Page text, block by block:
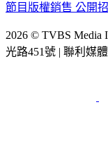
節目版權銷售 公開
2026 © TVBS Media
光路451號 | 聯利媒